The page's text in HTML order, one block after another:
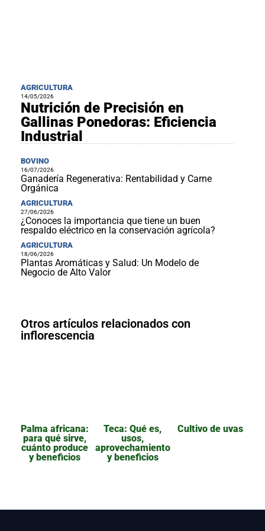
AGRICULTURA
14/05/2026
Nutrición de Precisión en
Gallinas Ponedoras: Eficiencia
Industrial
BOVINO
16/07/2026
Ganadería Regenerativa: Rentabilidad y Carne
Orgánica
AGRICULTURA
27/06/2026
¿Conoces la importancia que tiene un buen
respaldo eléctrico en la conservación agrícola?
AGRICULTURA
18/06/2026
Plantas Aromáticas y Salud: Un Modelo de
Negocio de Alto Valor
Otros artículos relacionados con
inflorescencia
Palma africana:
para qué sirve,
cuánto produce
y beneficios
Teca: Qué es,
usos,
aprovechamiento
y beneficios
Cultivo de uvas